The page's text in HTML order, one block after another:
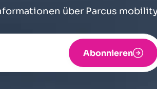
über Parcus
Abonnieren